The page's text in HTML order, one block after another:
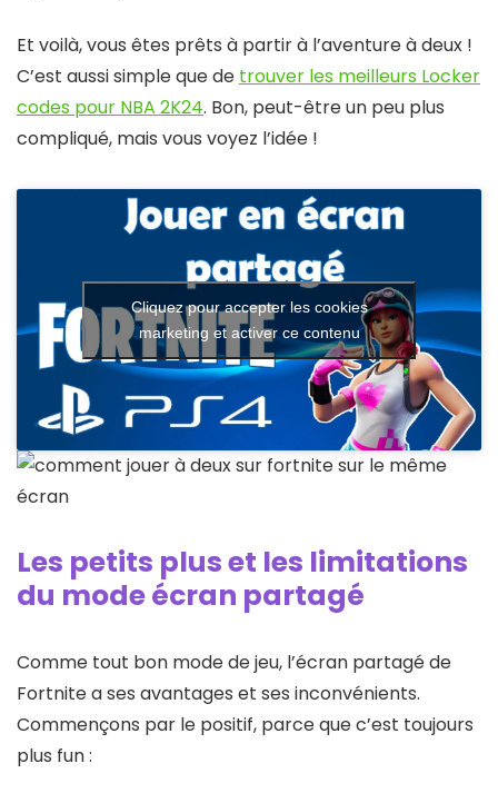
Et voilà, vous êtes prêts à partir à l’aventure à deux !
C’est aussi simple que de trouver les meilleurs Locker
codes pour NBA 2K24. Bon, peut-être un peu plus
compliqué, mais vous voyez l’idée !
Cliquez pour accepter les cookies
marketing et activer ce contenu
Les petits plus et les limitations
du mode écran partagé
Comme tout bon mode de jeu, l’écran partagé de
Fortnite a ses avantages et ses inconvénients.
Commençons par le positif, parce que c’est toujours
plus fun :